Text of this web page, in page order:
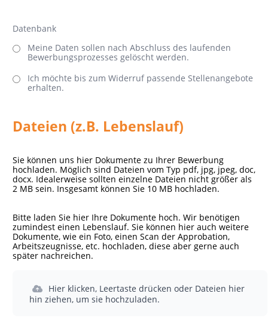
Datenbank
Meine Daten sollen nach Abschluss des laufenden
Bewerbungsprozesses gelöscht werden.
Ich möchte bis zum Widerruf passende Stellenangebote
erhalten.
Dateien (z.B. Lebenslauf)
Sie können uns hier Dokumente zu Ihrer Bewerbung
hochladen. Möglich sind Dateien vom Typ pdf, jpg, jpeg, doc,
docx. Idealerweise sollten einzelne Dateien nicht größer als
2 MB sein. Insgesamt können Sie 10 MB hochladen.
Bitte laden Sie hier Ihre Dokumente hoch. Wir benötigen
zumindest einen Lebenslauf. Sie können hier auch weitere
Dokumente, wie ein Foto, einen Scan der Approbation,
Arbeitszeugnisse, etc. hochladen, diese aber gerne auch
später nachreichen.
Hier klicken, Leertaste drücken oder Dateien hier
hin ziehen, um sie hochzuladen.